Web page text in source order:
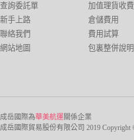
查詢委託單
新手上路
聯絡我們
網站地圖
加值理貨收費
倉儲費用
費用試算
包裏整併說明
成岳國際為華美航運關係企業
成岳國際貿易股份有限公司 2019 Copyright